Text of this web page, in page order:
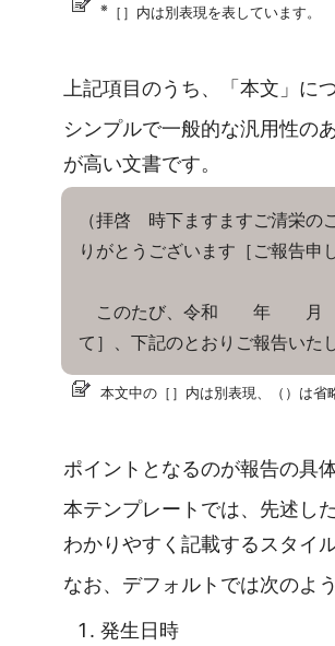
※ ［］内は別表現を表しています。
上記項目のうち、「本文」に
シンプルで一般的な汎用性の
が高い文書です。
（拝啓 時下ますますご清栄の
りがとうございます［ご報告申
このたび、令和 年 月 日
て］、下記のとおりご報告いた
本文中の［］内は別表現、（）は省
ポイントとなるのが報告の具
本テンプレートでは、先述し
わかりやすく記載するスタイ
なお、デフォルトでは次のよ
発生日時